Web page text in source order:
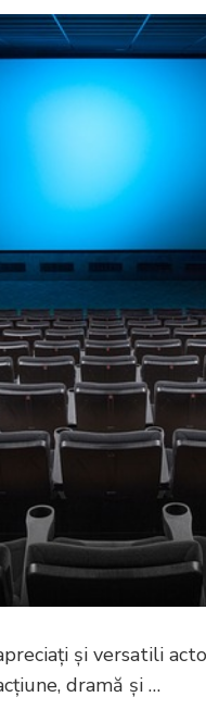
și versatili
dramă și …